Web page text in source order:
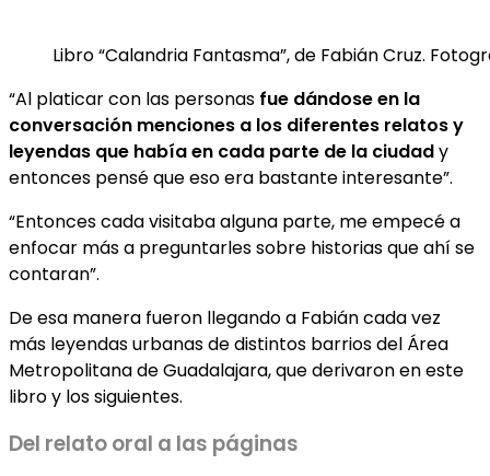
Libro “Calandria Fantasma”, de Fabián Cruz.
“Al platicar con las personas fue dándose en la
conversación menciones a los diferentes relatos y
leyendas que había en cada parte de la ciudady
entonces pensé que eso era bastante interesante”.
“Entonces cada visitaba alguna parte, me empecé a
enfocar más a preguntarles sobre historias que ahí se
contaran”.
De esa manera fueron llegando a Fabián cada vez
más leyendas urbanas de distintos barrios del Área
Metropolitana de Guadalajara, que derivaron en este
libro y los siguientes.
Del relato oral a las páginas